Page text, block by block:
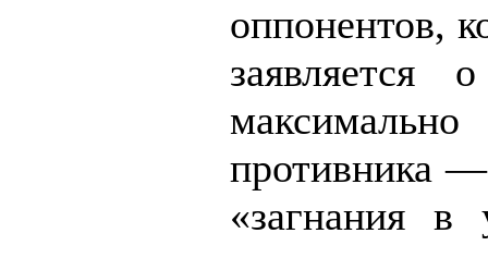
оппонентов,
заявляется
максимально
противника —
«загнания в